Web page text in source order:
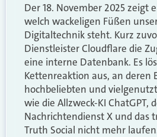
Der 18. November 2025 zeigt
welch wackeligen Füßen
Digitaltechnik steht. Kurz
Dienstleister Cloudflare die
eine interne Datenbank. Es
Kettenreaktion aus, an deren
hochbeliebten und
wie die Allzweck-KI ChatGPT,
Nachrichtendienst X und das
Truth Social nicht mehr